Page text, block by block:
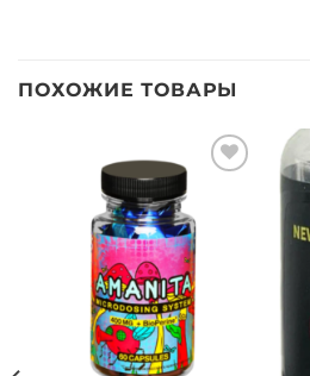
ПОХОЖИЕ ТОВАРЫ
Добавить
в список
желаний